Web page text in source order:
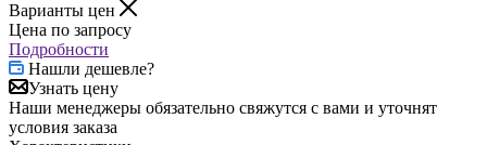
Варианты цен
Цена по запросу
Подробности
Нашли дешевле?
Узнать цену
Наши менеджеры обязательно свяжутся с вами и уточнят
условия заказа